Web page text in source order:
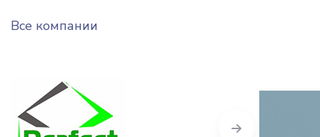
Все компании